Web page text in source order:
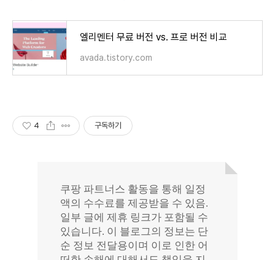
엘리멘터 무료 버전 vs. 프로 버전 비교
avada.tistory.com
4 구독하기